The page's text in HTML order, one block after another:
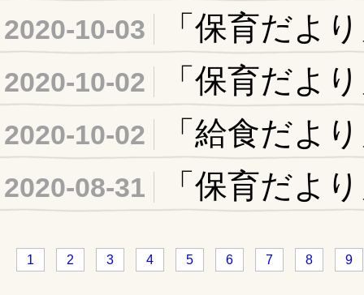
2020-10-03 「保育だよ
2020-10-02 「保育だ
2020-10-02 「給食だ
2020-08-31 「保育だ
1 2 3 4 5 6 7 8 9